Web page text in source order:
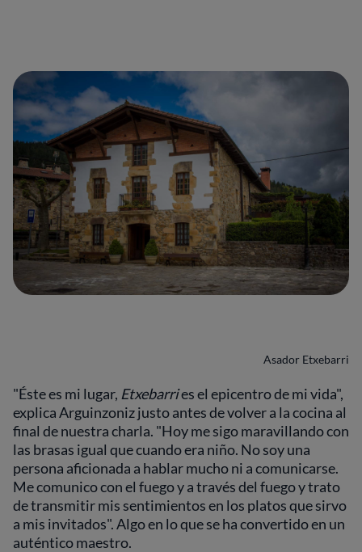
Asador Etxebarri
"Éste es mi lugar, Etxebarries el epicentro de mi vida",
explica Arguinzoniz justo antes de volver a la cocina al
final de nuestra charla. "Hoy me sigo maravillando con
las brasas igual que cuando era niño. No soy una
persona aficionada a hablar mucho ni a comunicarse.
Me comunico con el fuego y a través del fuego y trato
de transmitir mis sentimientos en los platos que sirvo
a mis invitados". Algo en lo que se ha convertido en un
auténtico maestro.